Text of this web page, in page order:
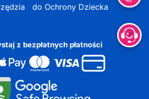
do Ochrony Dziecka
z bezpłatnych płatności